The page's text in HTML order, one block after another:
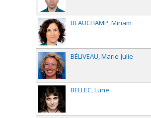
BEAUCHAMP Miriam
BÉLIVEAU Marie-Julie
BELLEC Lune